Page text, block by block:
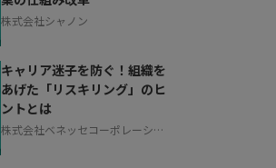
株式会社シャノン
キャリア迷子を防ぐ！組織を
あげた「リスキリング」のヒ
ントとは
株式会社ベネッセコーポレーショ